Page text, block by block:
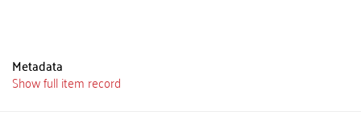
Metadata
Show full item record